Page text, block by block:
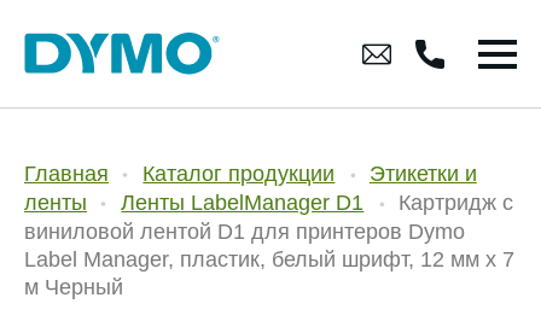
Главная Каталог продукции
Этикетки и
ленты
Ленты LabelManager D1
Картридж с
виниловой лентой D1 для принтеров Dymo
Label Manager, пластик, белый шрифт, 12 мм х 7
м Черный